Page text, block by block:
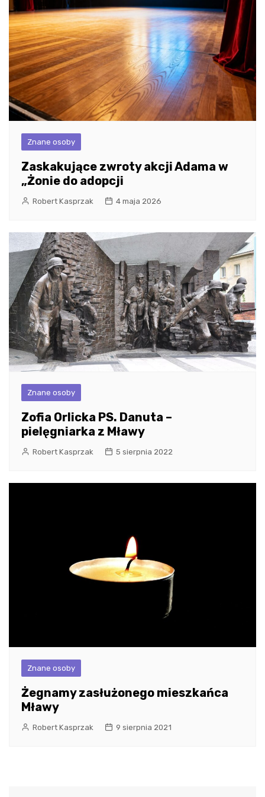
Znane osoby
Zaskakujące zwroty akcji Adama w
„Żonie do adopcji
Robert Kasprzak 4 maja 2026
Znane osoby
Zofia Orlicka PS. Danuta –
pielęgniarka z Mławy
Robert Kasprzak 5 sierpnia 2022
Znane osoby
Żegnamy zasłużonego mieszkańca
Mławy
Robert Kasprzak 9 sierpnia 2021